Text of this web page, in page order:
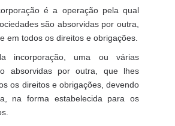
é a operação pela qual
são absorvidas por outra,
em todos os direitos e obrigações.
incorporação, uma ou várias
absorvidas por outra, que lhes
os direitos e obrigações, devendo
na forma estabelecida para os